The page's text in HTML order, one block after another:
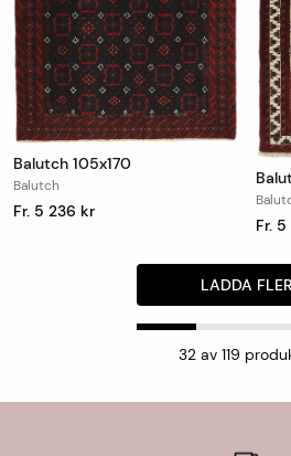
Balutch 105x170
Balutch
Fr. 5 236 kr
Fr.
LADDA FLER
32 av 119